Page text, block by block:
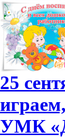
25
УМК